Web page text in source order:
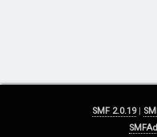
SMF 2.0.19|